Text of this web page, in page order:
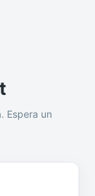
Espera un